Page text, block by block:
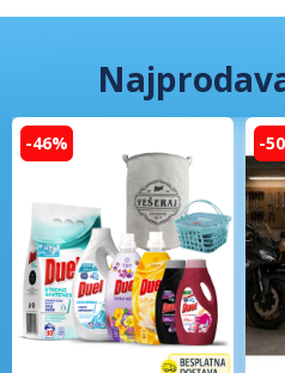
-46% -